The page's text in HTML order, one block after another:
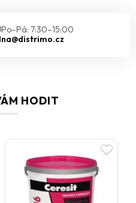
omítka účinně brání růstu
podklady – tradiční omítky,
vzhled.
Po–Pá: 7:30–15:00
HODIT